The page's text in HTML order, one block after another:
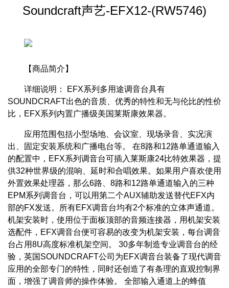
Soundcraft声艺-EFX12-(RW5746)
【商品简介】
详细说明： EFX系列多用途调音台具有
SOUNDCRAFT出色的音质、优秀的特性和无与伦比的性价
比，EFX系列内置广播级美国莱斯康效果器。
应用范围包括小型场地、会议室、现场录音、实况演
出、固定安装系统和广播电台等。 在8路和12路单通道输入
的配置中，EFX系列调音台可插入莱斯康24比特效果器，提
供32种世界级的混响、延时和合唱效果。如果用户喜欢使用
外置效果处理器，那么6路、8路和12路单通道输入的三种
EPM系列调音台，可以用第二个AUX辅助发送替代EFX内
部的FX发送。所有EFX调音台均有2个标准的立体声通道。
机架安装时，使用位于面板顶部的音频连接器，用机架安装
选配件，EFX调音台便可容易的改变为机架安装，每台调音
台占用8U高度标准机架空间。 30多年制造专业调音台的经
验，英国SOUNDCRAFT公司为EFX调音台装备了现代调音
应用的全部专门的特性，同时还创造了有条理的直观控制界
面，增强了调音师的操作体验。 全部输入通道上的蜂值